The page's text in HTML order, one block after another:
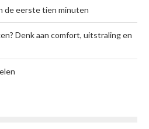
de eerste tien minuten
Denk aan comfort, uitstraling en